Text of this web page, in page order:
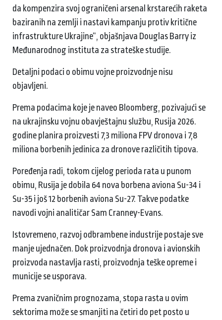
da kompenzira svoj ograničeni arsenal krstarećih raketa
baziranih na zemlji i nastavi kampanju protiv kritične
infrastrukture Ukrajine“, objašnjava Douglas Barry iz
Međunarodnog instituta za strateške studije.
Detaljni podaci o obimu vojne proizvodnje nisu
objavljeni.
Prema podacima koje je naveo Bloomberg, pozivajući se
na ukrajinsku vojnu obavještajnu službu, Rusija 2026.
godine planira proizvesti 7,3 miliona FPV dronova i 7,8
miliona borbenih jedinica za dronove različitih tipova.
Poređenja radi, tokom cijelog perioda rata u punom
obimu, Rusija je dobila 64 nova borbena aviona Su-34 i
Su-35 i još 12 borbenih aviona Su-27. Takve podatke
navodi vojni analitičar Sam Cranney-Evans.
Istovremeno, razvoj odbrambene industrije postaje sve
manje ujednačen. Dok proizvodnja dronova i avionskih
proizvoda nastavlja rasti, proizvodnja teške opreme i
municije se usporava.
Prema zvaničnim prognozama, stopa rasta u ovim
sektorima može se smanjiti na četiri do pet posto u